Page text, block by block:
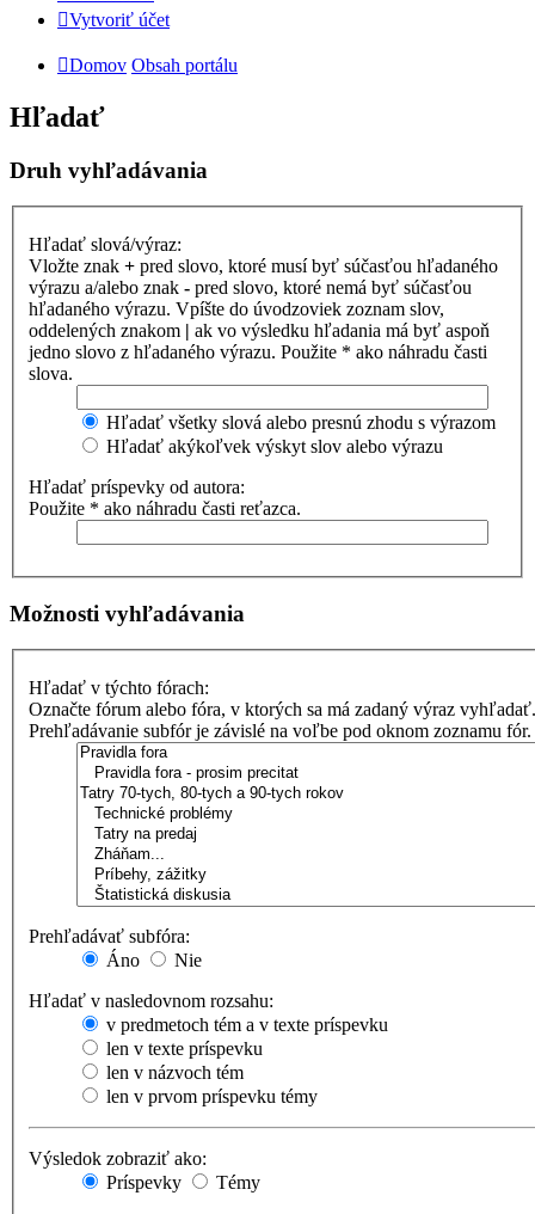
Vytvoriť účet
Domov Obsah portálu
Hľadať
Druh vyhľadávania
Hľadať slová/výraz:
Vložte znak + pred slovo, ktoré musí byť súčasťou hľadaného
výrazu a/alebo znak - pred slovo, ktoré nemá byť súčasťou
hľadaného výrazu. Vpíšte do úvodzoviek zoznam slov,
oddelených znakom | ak vo výsledku hľadania má byť aspoň
jedno slovo z hľadaného výrazu. Použite * ako náhradu časti
slova.
Hľadať všetky slová alebo presnú zhodu s výrazom
Hľadať akýkoľvek výskyt slov alebo výrazu
Hľadať príspevky od autora:
Použite * ako náhradu časti reťazca.
Možnosti vyhľadávania
Hľadať v týchto fórach:
Označte fórum alebo fóra, v ktorých sa má zadaný výraz vyhľadať.
Prehľadávanie subfór je závislé na voľbe pod oknom zoznamu fór.
Prehľadávať subfóra:
Áno
Nie
Hľadať v nasledovnom rozsahu:
v predmetoch tém a v texte príspevku
len v texte príspevku
len v názvoch tém
len v prvom príspevku témy
Výsledok zobraziť ako:
Príspevky
Témy